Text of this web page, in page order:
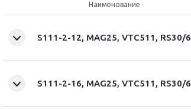
Наименование
S111-2-12, MAG25, VTC511, RS30/6
S111-2-16, MAG25, VTC511, RS30/6